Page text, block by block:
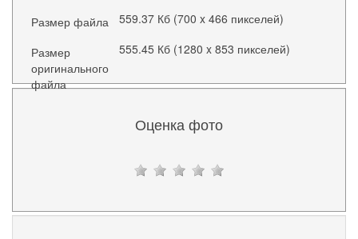
Размер файла
559.37 Кб (700 x 466 пикселей)
Размер
оригинального
файла
555.45 Кб (1280 x 853 пикселей)
Оценка фото